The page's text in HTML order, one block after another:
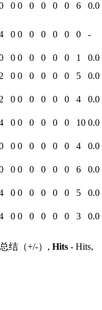
0 0 0 0 0 0 6
0.0
0 0 0 0 0 0 0 -
0 0 0 0 0 0 1
0.0
2 0 0 0 0 0 0 5
0.0
2 0 0 0 0 0 0 4
0.0
0 0 0 0 0 0 10 0.0
0 0 0 0 0 0 4
0.0
0 0 0 0 0 0 6
0.0
0 0 0 0 0 0 5
0.0
0 0 0 0 0 0 3
0.0
结（+/-）, Hits - Hits,